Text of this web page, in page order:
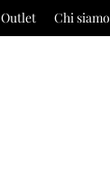
Outlet Chi siamo